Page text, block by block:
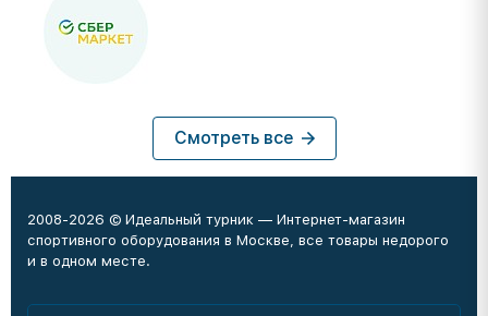
Смотреть все
2008-2026 © Идеальный турник — Интернет-магазин
спортивного оборудования в Москве, все товары недорого
и в одном месте.